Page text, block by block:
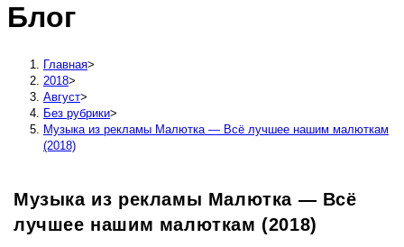
сайту
Блог
Главная>
2018>
Август>
Без рубрики>
Музыка из рекламы Малютка — Всё лучшее нашим малюткам
(2018)
Музыка из рекламы Малютка — Всё
лучшее нашим малюткам (2018)